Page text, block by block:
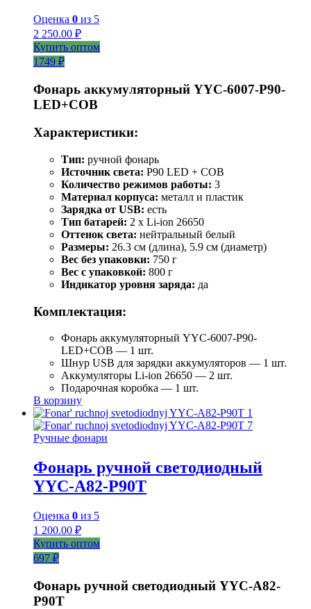
Оценка 0 из 5
2 250.00 ₽
Купить оптом
1749 ₽
Фонарь аккумуляторный YYC-6007-P90-
LED+COB
Характеристики:
Тип: ручной фонарь
Источник света: P90 LED + COB
Количество режимов работы: 3
Материал корпуса: металл и пластик
Зарядка от USB: есть
Тип батарей: 2 х Li-ion 26650
Оттенок света: нейтральный белый
Размеры: 26.3 см (длина), 5.9 см (диаметр)
Вес без упаковки: 750 г
Вес с упаковкой: 800 г
Индикатор уровня заряда: да
Комплектация:
Фонарь аккумуляторный YYC-6007-P90-
LED+COB — 1 шт.
Шнур USB для зарядки аккумуляторов — 1 шт.
Аккумуляторы Li-ion 26650 — 2 шт.
Подарочная коробка — 1 шт.
В корзину
Ручные фонари
Фонарь ручной светодиодный
YYC-A82-P90T
Оценка 0 из 5
1 200.00 ₽
Купить оптом
697 ₽
Фонарь ручной светодиодный YYC-A82-
P90T